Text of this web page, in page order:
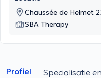
Chaussée de Helmet
SBA Therapy
Profiel Specialisatie